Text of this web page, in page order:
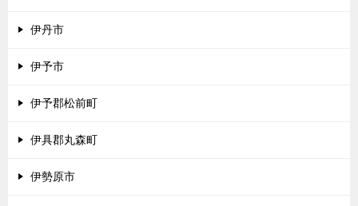
伊丹市
伊予市
伊予郡松前町
伊具郡丸森町
伊勢原市